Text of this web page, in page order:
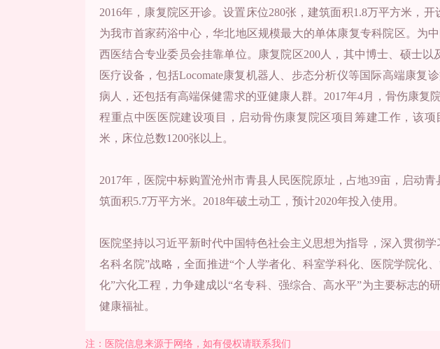
2016年，康复院区开诊。设置床位280张，建筑面积1.8万平方米，
为我市首家药浴中心，华北地区规模最大的单体康复专科院区。为
西医结合专业委员会挂靠单位。康复院区200人，其中博士、硕士以
医疗设备，包括Locomate康复机器人、步态分析仪等国际高端康复
病人，还包括有高端保健需求的亚健康人群。2017年4月，骨伤康复
程重点中医医院建设项目，启动骨伤康复院区项目筹建工作，该项
米，床位总数1200张以上。
2017年，医院中标购置沧州市青县人民医院原址，占地39亩，启动
筑面积5.7万平方米。2018年破土动工，预计2020年投入使用。
医院坚持以习近平新时代中国特色社会主义思想为指导，深入贯彻
名科名院”战略，全面推进“个人学者化、科室学科化、医院学院化
化”六化工程，力争建成以“名专科、强综合、高水平”为主要标志的
健康福祉。
注：医院信息来源于网络，如有侵权请联系我们